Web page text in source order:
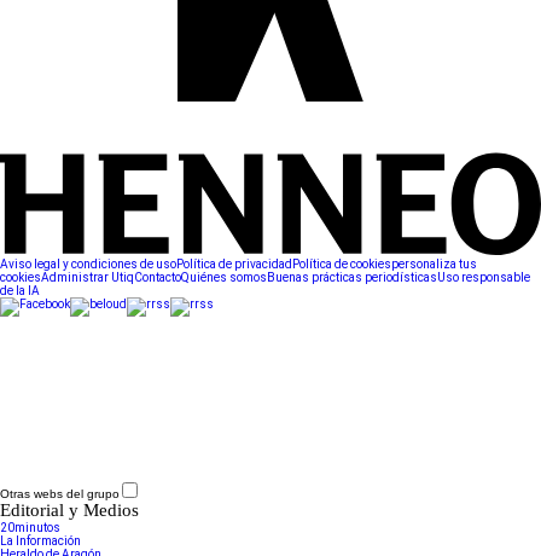
Aviso legal y condiciones de usoPolítica de privacidad Política de cookiespersonaliza tus
cookiesAdministrar UtiqContactoQuiénes somos Buenas prácticas periodísticasUso responsable
de la IA
Otras webs del grupo
Editorial y Medios
20minutos
La Información